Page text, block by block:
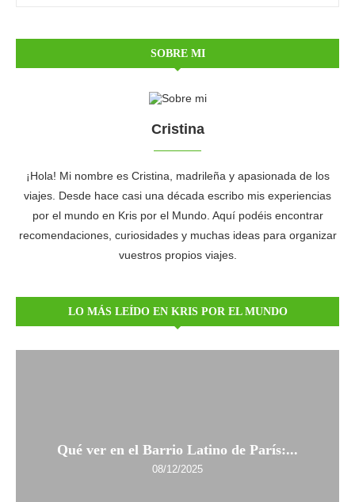
SOBRE MI
Cristina
¡Hola! Mi nombre es Cristina, madrileña y apasionada de los
viajes. Desde hace casi una década escribo mis experiencias
por el mundo en Kris por el Mundo. Aquí podéis encontrar
recomendaciones, curiosidades y muchas ideas para organizar
vuestros propios viajes.
LO MÁS LEÍDO EN KRIS POR EL MUNDO
Qué ver en el Barrio Latino de París:...
08/12/2025